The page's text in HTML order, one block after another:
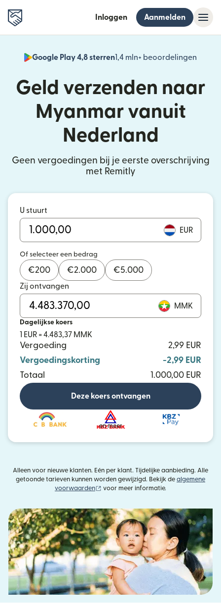
Inloggen Aanmelden
Google Play 4,8 sterren1,4 mln+ beoordelingen
Geld verzenden naar
Myanmar vanuit
Nederland
Geen vergoedingen bij je eerste overschrijving
met Remitly
U stuurt
EUR
Of selecteer een bedrag
€200 €2.000 €5.000
Zij ontvangen
MMK
Dagelijkse koers
1 EUR = 4.483,37 MMK
Vergoeding
2,99 EUR
Vergoedingskorting
-2,99 EUR
Totaal
1.000,00 EUR
Deze koers ontvangen
en meer
Alleen voor nieuwe klanten. Eén per klant. Tijdelijke aanbieding. Alle
getoonde tarieven kunnen worden gewijzigd. Bekijk de algemene
voorwaarden
(wordt geopend in een nieuw venster)
voor meer informatie.